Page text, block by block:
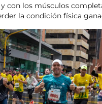
y con los músculos
la condición física